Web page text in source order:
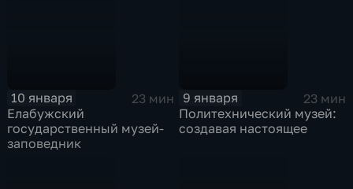
10 января
23 мин
Елабужский
государственный музей-
заповедник
9 января
23 мин
Политехнический музей:
создавая настоящее